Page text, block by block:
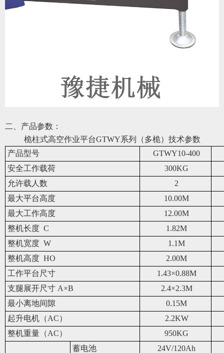
二、产品参数：
桅柱式高空作业平台GTWY系列（多桅） 技术参数
产品型号
GTWY10-400
安全工作载荷
300KG
允许载人数
2
最大平台高度
10.00M
最大工作高度
12.00M
整机长度 C
1.82M
整机宽度 W
1.1M
整机高度 HO
2.00M
工作平台尺寸
1.43×0.88M
支腿展开尺寸 A×B
2.4×2.3M
最小离地间隙
0.15M
起升电机（AC）
2.2KW
整机重量（AC）
950KG
蓄电池
24V/120Ah